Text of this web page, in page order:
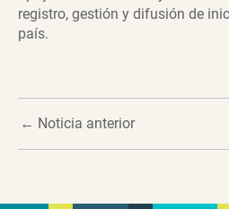
registro, gestión y difusión de
país.
← Noticia anterior